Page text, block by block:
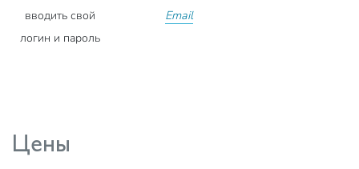
вводить свой
логин и пароль
Email
Цены